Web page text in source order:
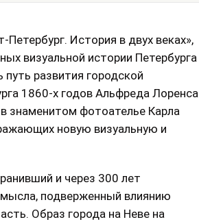
История в двух веках»,
визуальной истории Петербурга
развития городской
1860-х годов Альфреда Лоренса
знаменитом фотоателье Карла
новую визуальную и
и через 300 лет
подверженный влиянию
Образ города на Неве на